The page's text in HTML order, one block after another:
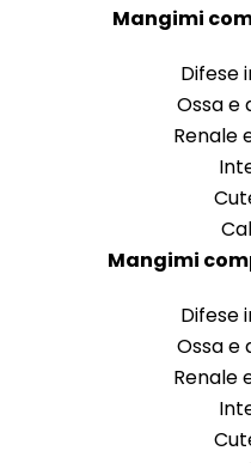
Mangimi
Difese
Ossa e
Renale
Mangimi
Difese
Ossa e
Renale